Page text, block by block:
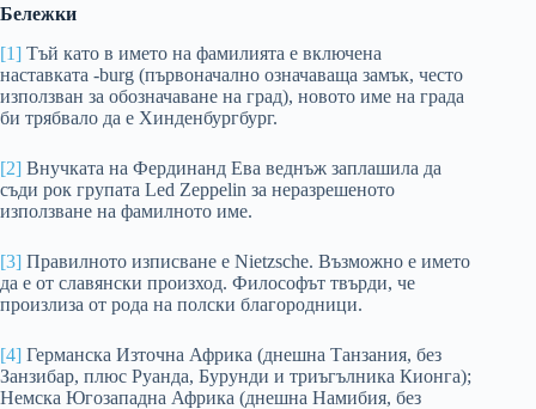
Бележки
[1] Тъй като в името на фамилията е включена
наставката -burg (първоначално означаваща замък, често
използван за обозначаване на град), новото име на града
би трябвало да е Хинденбургбург.
[2] Внучката на Фердинанд Ева веднъж заплашила да
съди рок групата Led Zeppelin за неразрешеното
използване на фамилното име.
[3] Правилното изписване е Nietzsche. Възможно е името
да е от славянски произход. Философът твърди, че
произлиза от рода на полски благородници.
[4] Германска Източна Африка (днешна Танзания, без
Занзибар, плюс Руанда, Бурунди и триъгълника Кионга);
Немска Югозападна Африка (днешна Намибия, без